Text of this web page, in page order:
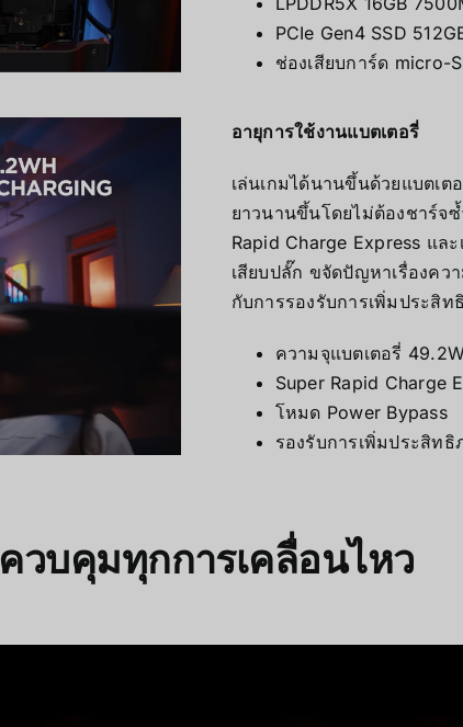
PCIe Gen4 SSD
ช่องเสียบการ์ด micro-
อายุการใช้งานแบตเตอรี่
เล่นเกมได้นานขึ้นด้วยแบตเ
ยาวนานขึ้นโดยไม่ต้องชาร์จซ้
Rapid Charge Express แล
เสียบปลั๊ก ขจัดปัญหาเรื่องค
กับการรองรับการเพิ่มประสิ
ความจุแบตเตอรี่
Super Rapid Charge
โหมด Power Bypass
รองรับการเพิ่มประสิทธิ
ควบคุมทุกการเคลื่อนไหว